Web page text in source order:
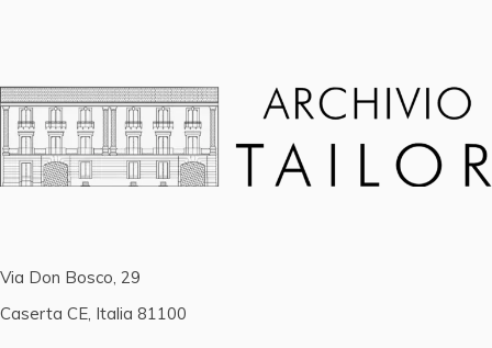
Via Don Bosco, 29
Caserta CE, Italia 81100